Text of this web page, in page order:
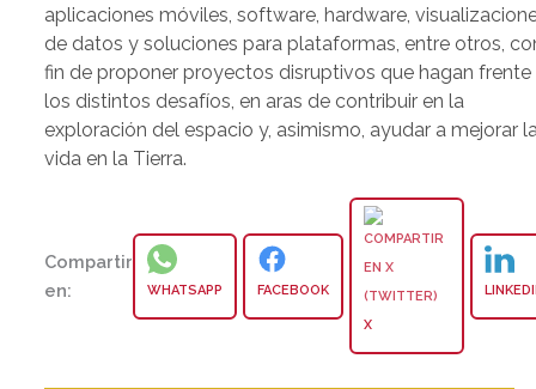
aplicaciones móviles, software, hardware,
de datos y soluciones para plataformas, entre otros,
fin de proponer proyectos disruptivos que hagan frente
los distintos desafíos, en aras de contribuir en la
exploración del espacio y, asimismo, ayudar a mejorar
vida en la Tierra.
Compartir
en:
WHATSAPP FACEBOOK
X